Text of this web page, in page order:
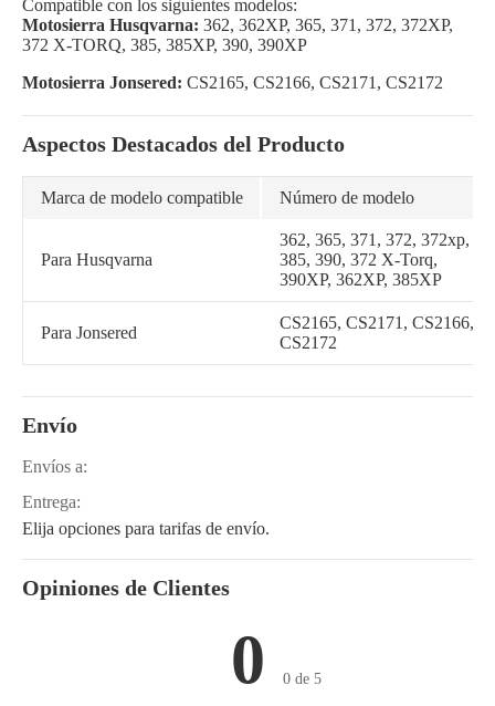
Compatible con los siguientes modelos:
Motosierra Husqvarna: 362, 362XP, 365, 371, 372, 372XP,
372 X-TORQ, 385, 385XP, 390, 390XP
Motosierra Jonsered: CS2165, CS2166, CS2171, CS2172
Aspectos Destacados del Producto
Marca de modelo compatible Número de modelo
Para Husqvarna
362, 365, 371, 372, 372xp,
385, 390, 372 X-Torq,
390XP, 362XP, 385XP
Para Jonsered
CS2165, CS2171, CS2166,
CS2172
Envío
Envíos a:
Entrega:
Elija opciones para tarifas de envío.
Opiniones de Clientes
0 0 de 5